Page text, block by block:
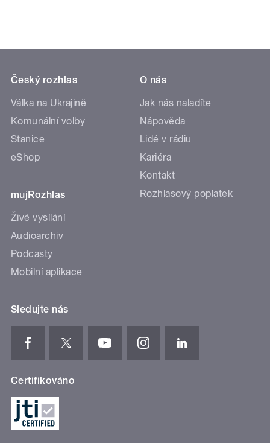
Český rozhlas
Válka na Ukrajině
Komunální volby
Stanice
eShop
mujRozhlas
Živé vysílání
Audioarchiv
Podcasty
Mobilní aplikace
O nás
Jak nás naladíte
Nápověda
Lidé v rádiu
Kariéra
Kontakt
Rozhlasový poplatek
Sledujte nás
Certifikováno